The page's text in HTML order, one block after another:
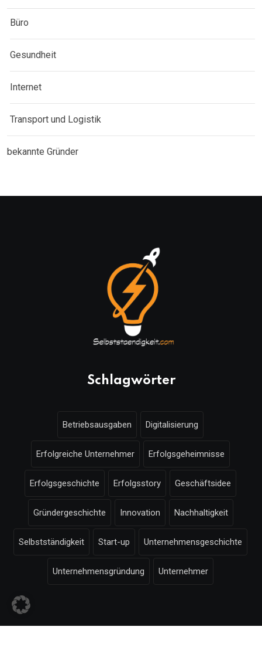
Büro
Gesundheit
Internet
Transport und Logistik
bekannte Gründer
Schlagwörter
Betriebsausgaben Digitalisierung
Erfolgreiche Unternehmer Erfolgsgeheimnisse
Erfolgsgeschichte Erfolgsstory Geschäftsidee
Gründergeschichte Innovation Nachhaltigkeit
Selbstständigkeit Start-up Unternehmensgeschichte
Unternehmensgründung Unternehmer